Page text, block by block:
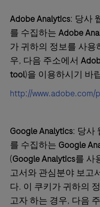
Adobe Analytics: 당사
를 수집하는 Adobe
가 귀하의 정보를 사용
우, 다음 주소에서
tool)을 이용하시기 바
http://
Google Analytics: 당사
를 수집하는 Google
(Google Analytics를 사
고서와 관심분야 보고
다. 이 쿠키가 귀하의
고자 하는 경우, 다음